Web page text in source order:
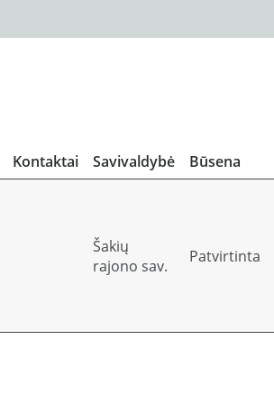
Kontaktai Savivaldybė Būsena
Šakių
rajono sav.
Patvirtinta